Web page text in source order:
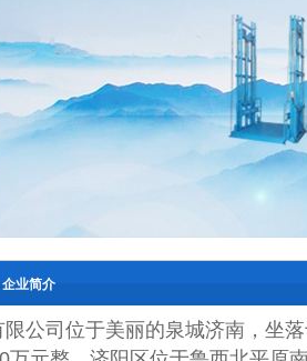
企业简介
公司位于美丽的泉城济南，坐